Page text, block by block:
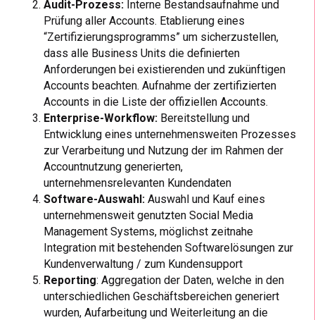
Audit-Prozess: Interne Bestandsaufnahme und
Prüfung aller Accounts. Etablierung eines
“Zertifizierungsprogramms” um sicherzustellen,
dass alle Business Units die definierten
Anforderungen bei existierenden und zukünftigen
Accounts beachten. Aufnahme der zertifizierten
Accounts in die Liste der offiziellen Accounts.
Enterprise-Workflow: Bereitstellung und
Entwicklung eines unternehmensweiten Prozesses
zur Verarbeitung und Nutzung der im Rahmen der
Accountnutzung generierten,
unternehmensrelevanten Kundendaten
Software-Auswahl: Auswahl und Kauf eines
unternehmensweit genutzten Social Media
Management Systems, möglichst zeitnahe
Integration mit bestehenden Softwarelösungen zur
Kundenverwaltung / zum Kundensupport
Reporting: Aggregation der Daten, welche in den
unterschiedlichen Geschäftsbereichen generiert
wurden, Aufarbeitung und Weiterleitung an die